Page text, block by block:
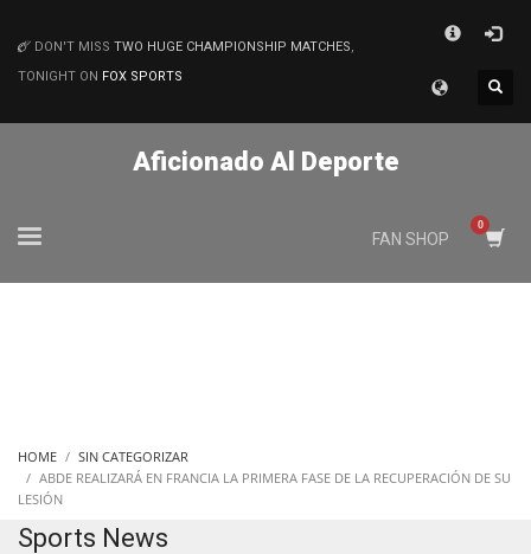
MATCHES
DON'T MISS TWO HUGE CHAMPIONSHIP MATCHES,
TONIGHT ON FOX SPORTS
Aficionado Al Deporte
FAN SHOP
HOME
SIN CATEGORIZAR
ABDE REALIZARÁ EN FRANCIA LA PRIMERA FASE DE LA RECUPERACIÓN DE SU
LESIÓN
Sports News